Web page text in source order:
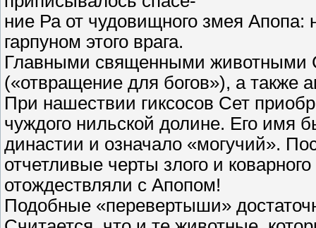
ние Ра от чудовищного змея Апопа:
гарпуном этого врага.
Главными священными животными
(«отвращение для богов»), а также
При нашествии гиксосов Сет
чуждого нильской долине. Его имя
династии и означало «могучий».
отчетливые черты злого и
отождествляли с Апопом!
Подобные «перевертыши»